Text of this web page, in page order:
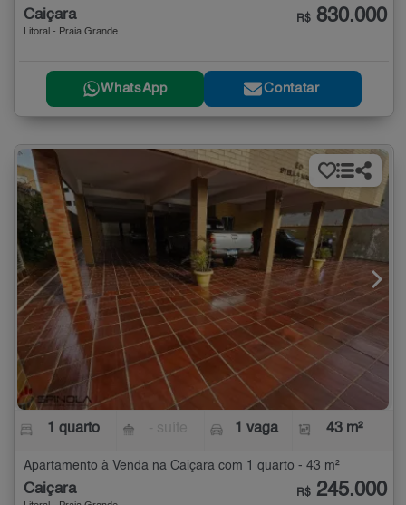
Caiçara
Litoral - Praia Grande
R$ 830.000
WhatsApp Contatar
1 quarto 1 vaga 43 m²
Apartamento à Venda na Caiçara com 1 quarto - 43 m²
Caiçara R$ 245.000